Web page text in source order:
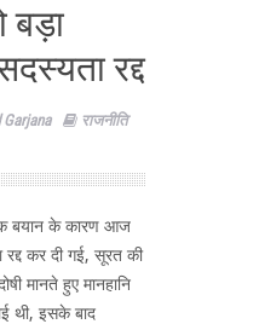
बड़ा
रद्द
Garjana
राजनीति
बयान के कारण आज
कर दी गई, सूरत की
मानते हुए मानहानि
थी, इसके बाद